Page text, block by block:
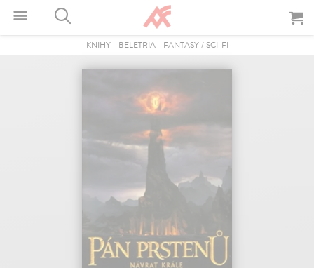
KNIHY- BELETRIA- FANTASY / SCI-FI